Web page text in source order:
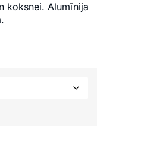
koksnei. Alumīnija